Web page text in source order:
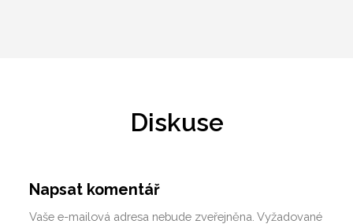
Diskuse
Napsat komentář
Vaše e-mailová adresa nebude zveřejněna. Vyžadované